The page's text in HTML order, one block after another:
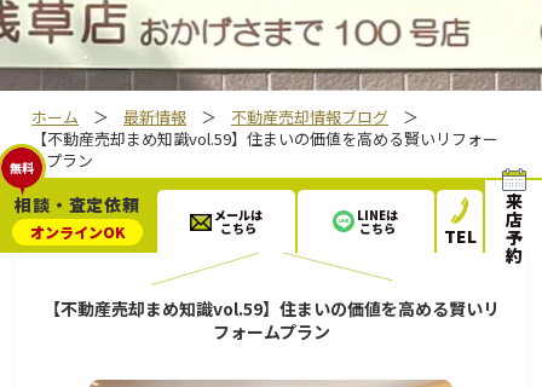
ホーム ＞ 最新情報 ＞ 不動産売却情報ブログ
＞
【不動産売却まめ知識vol.59】住まいの価値を高める賢いリフォー
ムプラン
2022.09.17 不動産売却ブログ
【不動産売却まめ知識vol.59】住まいの価値を高める賢いリ
フォームプラン
無料
オンラインOK
相談・査定依頼 メールは
こちら
LINEは
こちら TEL
来
店
予
約